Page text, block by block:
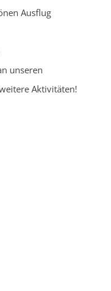
Ausflug
unseren
Aktivitäten!